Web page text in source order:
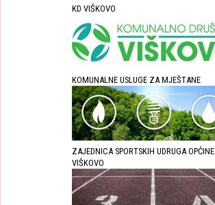
KD VIŠKOVO
KOMUNALNE USLUGE ZA MJEŠTANE
ZAJEDNICA SPORTSKIH UDRUGA OPĆINE
VIŠKOVO